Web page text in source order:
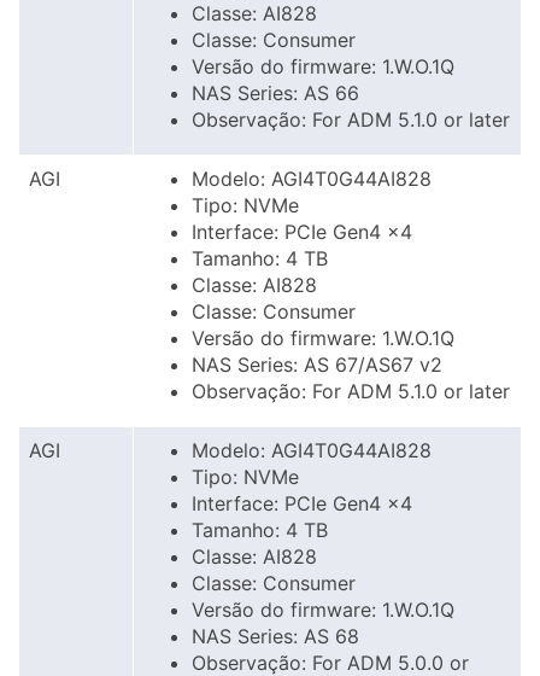
Classe: AI828
Classe: Consumer
Versão do firmware: 1.W.O.1Q
NAS Series: AS 66
Observação: For ADM 5.1.0 or later
AGI
Modelo: AGI4T0G44AI828
Tipo: NVMe
Interface: PCIe Gen4 x4
Tamanho: 4 TB
Classe: AI828
Classe: Consumer
Versão do firmware: 1.W.O.1Q
NAS Series: AS 67/AS67 v2
Observação: For ADM 5.1.0 or later
AGI
Modelo: AGI4T0G44AI828
Tipo: NVMe
Interface: PCIe Gen4 x4
Tamanho: 4 TB
Classe: AI828
Classe: Consumer
Versão do firmware: 1.W.O.1Q
NAS Series: AS 68
Observação: For ADM 5.0.0 or